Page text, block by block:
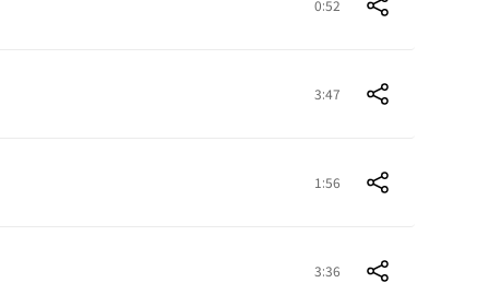
0:52
3:47
1:56
3:36